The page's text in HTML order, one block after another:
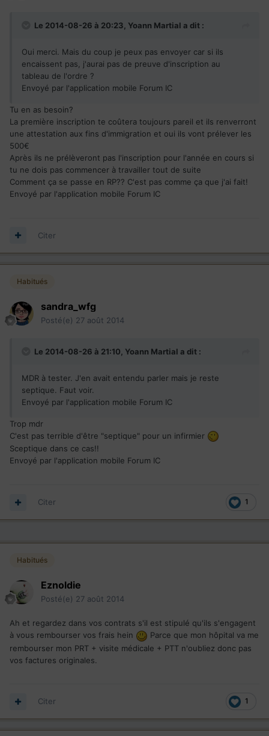
Le 2014-08-26 à 20:23, Yoann Martial a dit :
Oui merci. Mais du coup je peux pas envoyer car si ils
encaissent pas, j'aurai pas de preuve d'inscription au
tableau de l'ordre ?
Envoyé par l'application mobile Forum IC
Tu en as besoin?
La première inscription te coûtera toujours pareil et ils renverront
une attestation aux fins d'immigration et oui ils vont prélever les
500€
Après ils ne prélèveront pas l'inscription pour l'année en cours si
tu ne dois pas commencer à travailler tout de suite
Comment ça se passe en RP?? C'est pas comme ça que j'ai fait!
Envoyé par l'application mobile Forum IC
Citer
Habitués
sandra_wfg
Posté(e) 27 août 2014
Le 2014-08-26 à 21:10, Yoann Martial a dit :
MDR à tester. J'en avait entendu parler mais je reste
septique. Faut voir.
Envoyé par l'application mobile Forum IC
Trop mdr
C'est pas terrible d'être "septique" pour un infirmier
Sceptique dans ce cas!!
Envoyé par l'application mobile Forum IC
1
Citer
Habitués
Eznoldie
Posté(e) 27 août 2014
Ah et regardez dans vos contrats s'il est stipulé qu'ils s'engagent
à vous rembourser vos frais hein
Parce que mon hôpital va me
rembourser mon PRT + visite médicale + PTT n'oubliez donc pas
vos factures originales.
1
Citer